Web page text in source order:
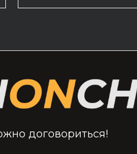
договориться!